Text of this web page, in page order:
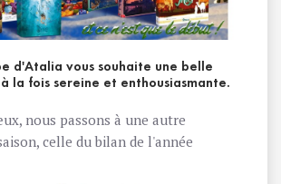
d'Atalia vous souhaite une belle
la fois sereine et enthousiasmante.
nous passons à une autre
celle du bilan de l'année